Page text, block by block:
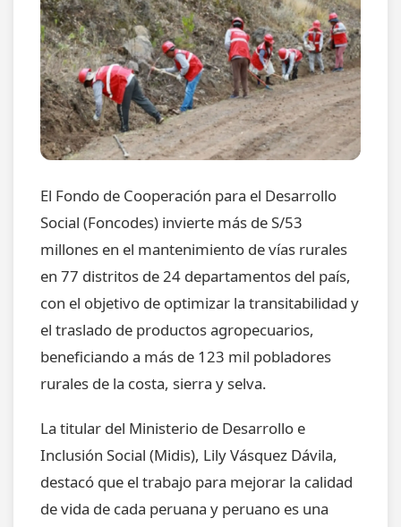
El Fondo de Cooperación para el Desarrollo
Social (Foncodes) invierte más de S/53
millones en el mantenimiento de vías rurales
en 77 distritos de 24 departamentos del país,
con el objetivo de optimizar la transitabilidad y
el traslado de productos agropecuarios,
beneficiando a más de 123 mil pobladores
rurales de la costa, sierra y selva.
La titular del Ministerio de Desarrollo e
Inclusión Social (Midis), Lily Vásquez Dávila,
destacó que el trabajo para mejorar la calidad
de vida de cada peruana y peruano es una